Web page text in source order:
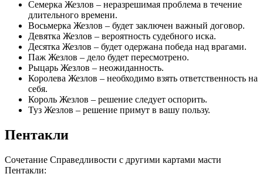
Семерка Жезлов – неразрешимая проблема в течение
длительного времени.
Восьмерка Жезлов – будет заключен важный договор.
Девятка Жезлов – вероятность судебного иска.
Десятка Жезлов – будет одержана победа над врагами.
Паж Жезлов – дело будет пересмотрено.
Рыцарь Жезлов – неожиданность.
Королева Жезлов – необходимо взять ответственность на
себя.
Король Жезлов – решение следует оспорить.
Туз Жезлов – решение примут в вашу пользу.
Пентакли
Сочетание Справедливости с другими картами масти
Пентакли: